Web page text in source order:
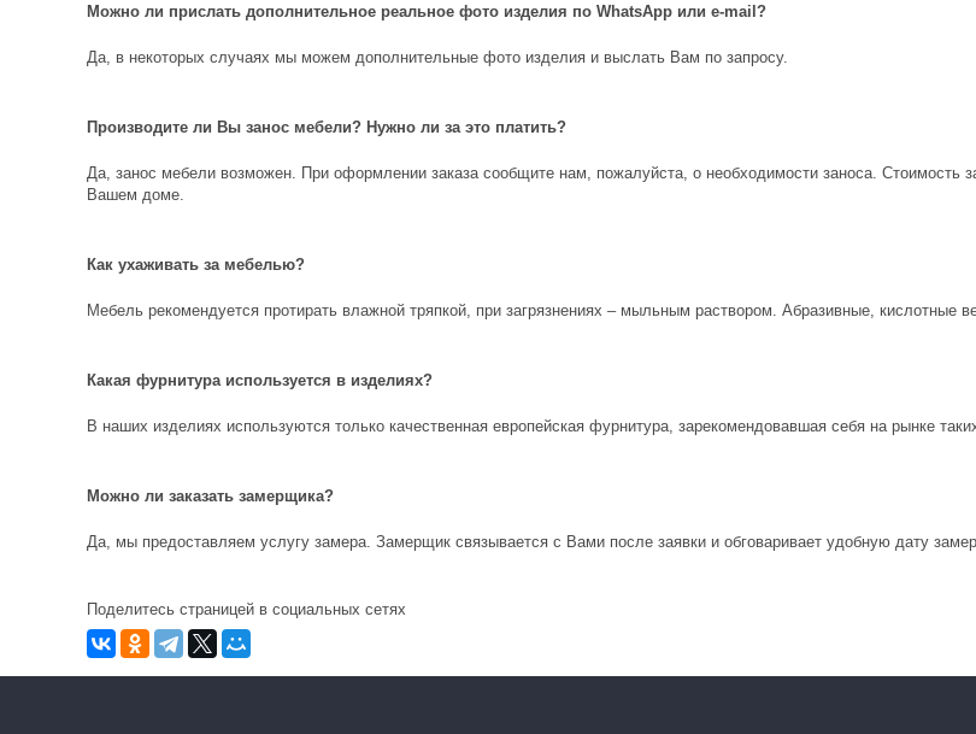
Можно ли прислать дополнительное реальное фото изделия по WhatsApp или e-mail ?
Да, в некоторых случаях мы можем дополнительные фото изделия и выслать Вам по запросу.
Производите ли Вы занос мебели? Нужно ли за это платить?
Да, занос мебели возможен. При оформлении заказа сообщите нам, пожалуйста, о необходимости заноса. Стоимость
Вашем доме.
Как ухаживать за мебелью?
Мебель рекомендуется протирать влажной тряпкой, при загрязнениях – мыльным раствором. Абразивные, кислотные
Какая фурнитура используется в изделиях?
В наших изделиях используются только качественная европейская фурнитура, зарекомендовавшая себя на рынке
Можно ли заказать замерщика?
Да, мы предоставляем услугу замера. Замерщик связывается с Вами после заявки и обговаривает удобную дату
Поделитесь страницей в социальных сетях